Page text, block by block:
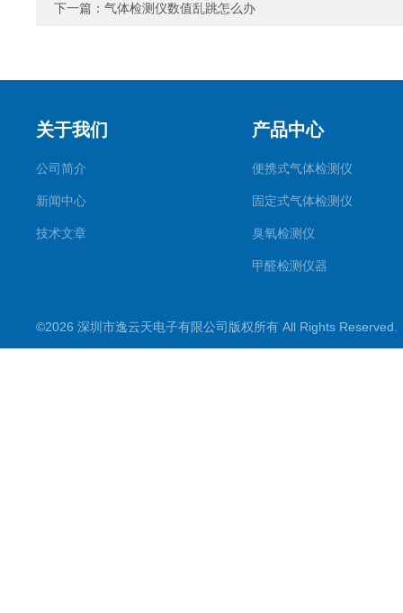
下一篇： 气体检测仪数值乱跳怎么办
关于我们
公司简介
新闻中心
技术文章
产品中心
便携式气体检测仪
固定式气体检测仪
臭氧检测仪
甲醛检测仪器
气体报警控制主机
©2026 深圳市逸云天电子有限公司版权所有 All Rights